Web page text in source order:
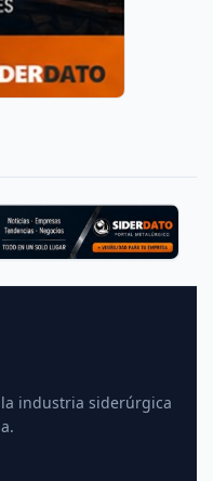
industria siderúrgica